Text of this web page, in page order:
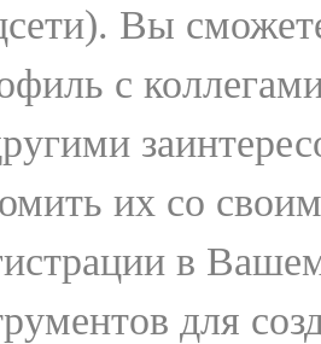
Вы
с
их со
в
для